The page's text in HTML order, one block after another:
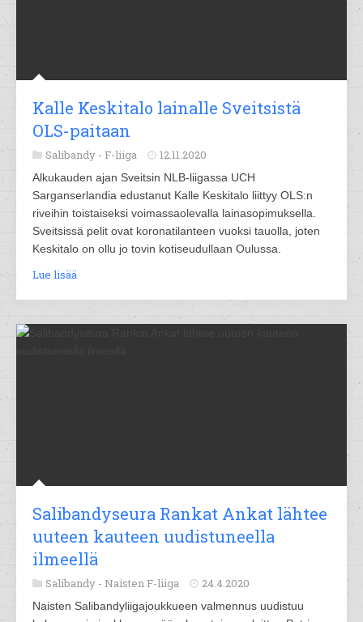
Kalle Keskitalo lainalle Sveitsistä
OLS-paitaan
Salibandy - F-liiga 12.11.2020
Alkukauden ajan Sveitsin NLB-liigassa UCH
Sarganserlandia edustanut Kalle Keskitalo liittyy OLS:n
riveihin toistaiseksi voimassaolevalla lainasopimuksella.
Sveitsissä pelit ovat koronatilanteen vuoksi tauolla, joten
Keskitalo on ollu jo tovin kotiseudullaan Oulussa.
Lue lisää
Salibandyseura Rankat Ankat lähtee
uuteen kauteen uudistuneella
ilmeellä
Salibandy - Naisten F-liiga 24.4.2020
Naisten Salibandyliigajoukkueen valmennus uudistuu